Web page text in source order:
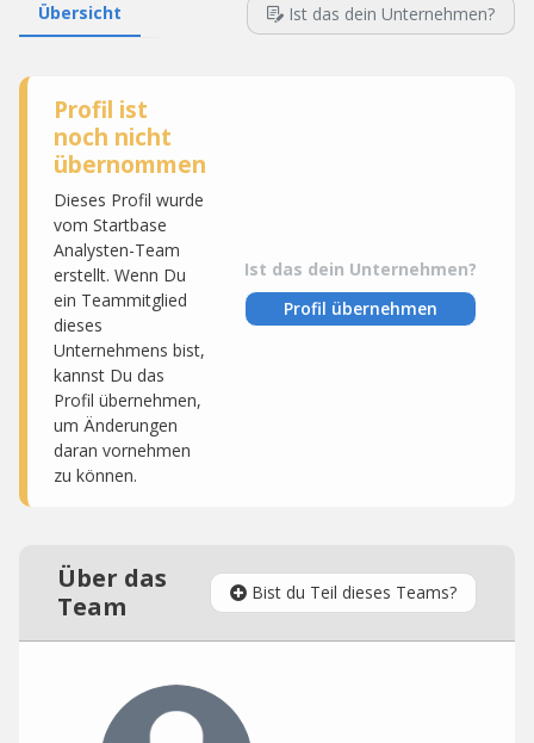
Übersicht Ist das dein Unternehmen?
Profil ist
noch nicht
übernommen
Dieses Profil wurde
vom Startbase
Analysten-Team
erstellt. Wenn Du
ein Teammitglied
dieses
Unternehmens bist,
kannst Du das
Profil übernehmen,
um Änderungen
daran vornehmen
zu können.
Ist das dein Unternehmen?
Profil übernehmen
Über das
Team
Bist du Teil dieses Teams?